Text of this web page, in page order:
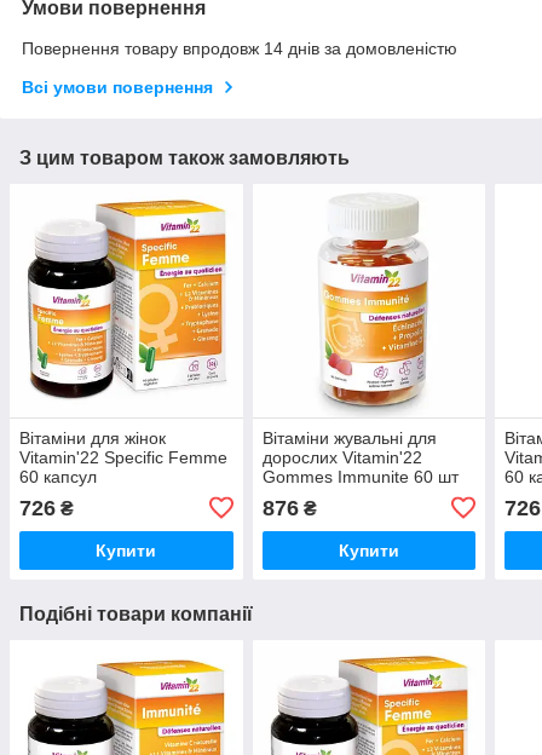
Умови повернення
Повернення товару впродовж 14 днів за домовленістю
Всі умови повернення
З цим товаром також замовляють
Вітаміни для жінок
Vitamin'22 Specific Femme
60 капсул
комплекс для жінок
726 ₴
Купити
Вітаміни жувальні для
дорослих Vitamin'22
Gommes Immunite 60 шт
імунітету
876₴
Купити
60
726
Подібні товари компанії